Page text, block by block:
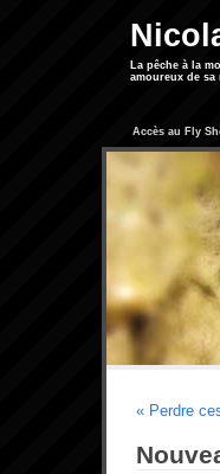
La pêche à la
amoureux de
Accès au Fly
« Perdre